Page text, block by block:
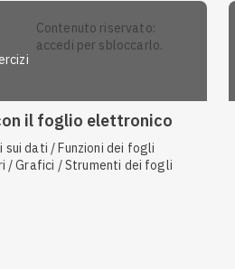
contenuto riservato:
accedi per sbloccarlo.
il foglio elettronico
sui dati / Funzioni dei fogli
/ Grafici / Strumenti dei fogli